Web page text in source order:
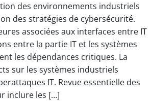
des environnements industriels
des stratégies de cybersécurité.
associées aux interfaces entre IT
entre la partie IT et les systèmes
les dépendances critiques. La
sur les systèmes industriels
IT. Revue essentielle des
inclure les […]